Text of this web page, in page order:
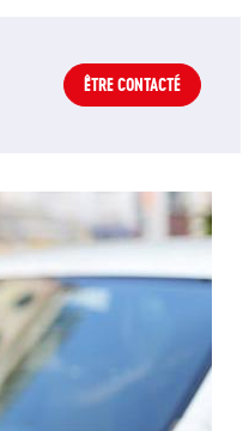
ÊTRE CONTACTÉ